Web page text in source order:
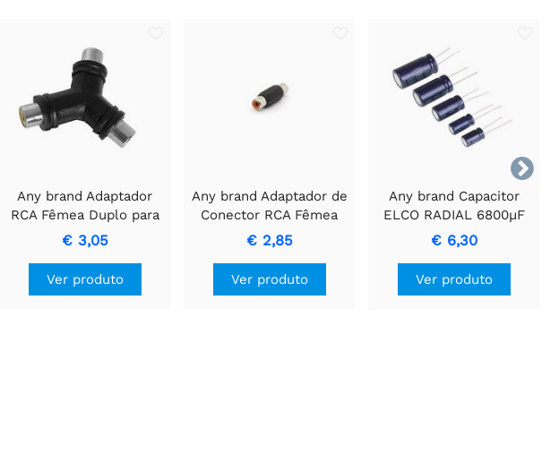

Any brand Adaptador
RCA Fêmea Duplo para
RCA Fêmea
€ 3,05
Ver produto
Any brand Adaptador de
Conector RCA Fêmea
para Conector Fêmea
para Conexões de Áudio
€ 2,85
Ver produto
Any brand Capacitor
ELCO RADIAL 6800µF
16V para
Armazenamento de
Energia
€ 6,30
Ver produto